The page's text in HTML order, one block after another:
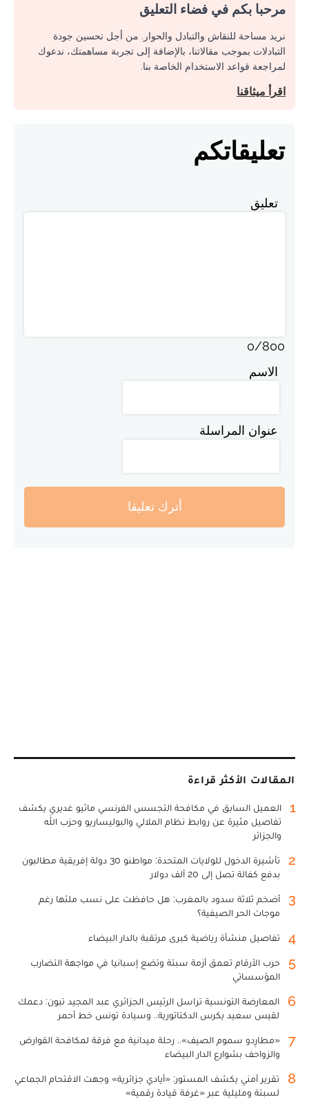
مرحبا بكم في فضاء التعليق
نريد مساحة للنقاش والتبادل والحوار. من أجل تحسين جودة
التبادلات بموجب مقالاتنا، بالإضافة إلى تجربة مساهمتك، ندعوك
لمراجعة قواعد الاستخدام الخاصة بنا.
اقرأ ميثاقنا
تعليقاتكم
تعليق
0/800
الاسم
عنوان المراسلة
أترك تعليقا
المقالات الأكثر قراءة
1
العميل السابق في مكافحة التجسس الفرنسي ماثيو غديري يكشف
تفاصيل مثيرة عن روابط نظام الملالي والبوليساريو وحزب الله
والجزائر
2
تأشيرة الدخول للولايات المتحدة: مواطنو 30 دولة إفريقية مطالبون
بدفع كفالة تصل إلى 20 ألف دولار
3
أضخم ثلاثة سدود بالمغرب: هل حافظت على نسب ملئها رغم
موجات الحر الصيفية؟
4 تفاصيل منشأة رياضية كبرى مرتقبة بالدار البيضاء
5
حرب الأرقام تعمق أزمة سبتة وتضع إسبانيا في مواجهة التضارب
المؤسساتي
6
المعارضة التونسية تراسل الرئيس الجزائري عبد المجيد تبون: دعمك
لقيس سعيد يكرس الدكتاتورية.. وسيادة تونس خط أحمر
7
«مطارِدو سموم الصيف».. رحلة ميدانية مع فرقة لمكافحة القوارض
والزواحف بشوارع الدار البيضاء
8
تقرير أمني يكشف المستور: «أيادي جزائرية» وجهت الاقتحام الجماعي
لسبتة ومليلية عبر «غرفة قيادة رقمية»